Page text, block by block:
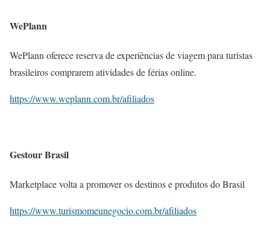
WePlann
WePlann oferece reserva de experiências de viagem para turistas
brasileiros comprarem atividades de férias online.
https://www.weplann.com.br/afiliados
Gestour Brasil
Marketplace volta a promover os destinos e produtos do Brasil
https://www.turismomeunegocio.com.br/afiliados